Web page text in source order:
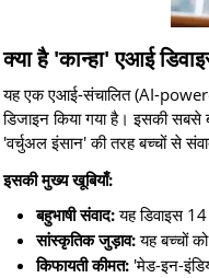
​क्या है 'कान्हा' एआई
​यह एक एआई-संचालित (AI-
डिजाइन किया गया है। इसकी सबसे
'वर्चुअल इंसान' की तरह बच्चों से
इसकी मुख्य खूबियाँ:
बहुभाषी संवाद:यह डिवाइस
सांस्कृतिक जुड़ाव:यह बच्चों
किफायती कीमत: 'मेड-इन-